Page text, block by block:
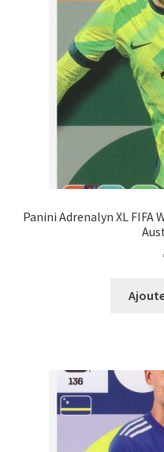
Panini Adrenalyn XL FIFA